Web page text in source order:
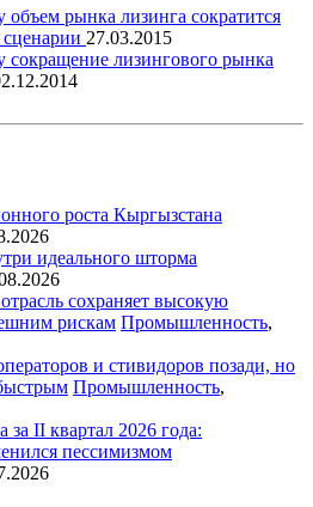
объем рынка лизинга сократится
27.03.2015
сокращение лизингового рынка
роста Кыргызстана
идеального шторма
сохраняет высокую
рискам Промышленность,
и стивидоров позади, но
Промышленность,
за II квартал 2026 года:
пессимизмом